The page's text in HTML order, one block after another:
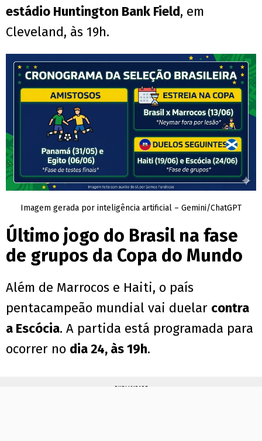
estádio Huntington Bank Field, em
Cleveland, às 19h.
Imagem gerada por inteligência artificial – Gemini/ChatGPT
Último jogo do Brasil na fase
de grupos da Copa do Mundo
Além de Marrocos e Haiti, o país
pentacampeão mundial vai duelar contra
a Escócia. A partida está programada para
ocorrer no dia 24, às 19h.
PUBLICIDADE